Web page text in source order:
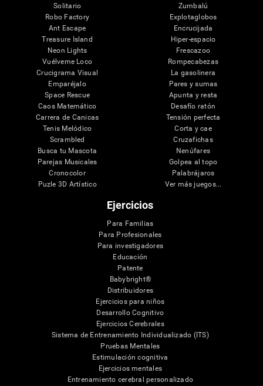
Solitario
Robo Factory
Ant Escape
Treasure Island
Neon Lights
Vuélveme Loco
Crucigrama Visual
Emparéjalo
Space Rescue
Caos Matemático
Carrera de Canicas
Tenis Melódico
Scrambled
Busca tu Mascota
Parejas Musicales
Cronocolor
Puzle 3D Artístico
Zumbalú
Explotaglobos
Encrucijada
Hiper-espacio
Frescazoo
Rompecabezas
La gasolinera
Pares y sumas
Apunta y resta
Desafío ratón
Tensión perfecta
Corta y cae
Cruzafichas
Nenúfares
Golpea al topo
Palabrájaros
Ver más juegos...
Ejercicios
Para Familias
Para Profesionales
Para investigadores
Educación
Patente
Babybright®
Distribuidores
Ejercicios para niños
Desarrollo Cognitivo
Ejercicios Cerebrales
Sistema de Entrenamiento Individualizado (ITS)
Pruebas Mentales
Estimulación cognitiva
Ejercicios mentales
Entrenamiento cerebral personalizado